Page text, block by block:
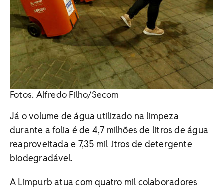
Fotos: Alfredo Filho/Secom
Já o volume de água utilizado na limpeza
durante a folia é de 4,7 milhões de litros de água
reaproveitada e 7,35 mil litros de detergente
biodegradável.
A Limpurb atua com quatro mil colaboradores